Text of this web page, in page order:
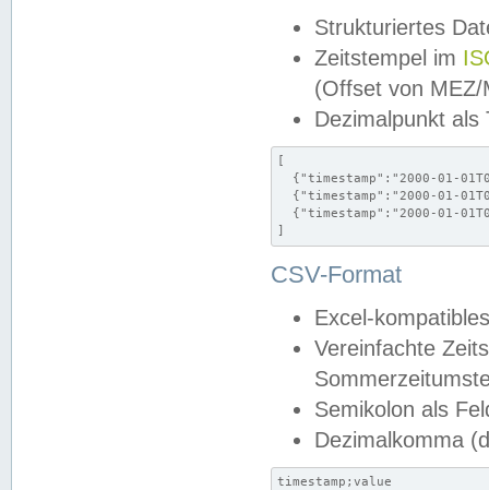
Strukturiertes
Zeitstempel im
(Offset von MEZ/
Dezimalpunkt als
[
{"timestamp":"2000-01-
{"timestamp":"2000-01-
{"timestamp":"2000-01-
]
CSV-Format
Excel-
Vereinfachte
Semikolon als
Dezimalkomma
timestamp;value